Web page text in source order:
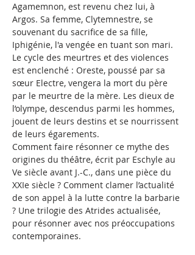
Agamemnon, est revenu chez lui, à
Argos. Sa femme, Clytemnestre, se
souvenant du sacrifice de sa fille,
Iphigénie, l'a vengée en tuant son mari.
Le cycle des meurtres et des violences
est enclenché : Oreste, poussé par sa
sœur Electre, vengera la mort du père
par le meurtre de la mère. Les dieux de
l’olympe, descendus parmi les hommes,
jouent de leurs destins et se nourrissent
de leurs égarements.
Comment faire résonner ce mythe des
origines du théâtre, écrit par Eschyle au
Ve siècle avant J.-C., dans une pièce du
XXIe siècle ? Comment clamer l’actualité
de son appel à la lutte contre la barbarie
? Une trilogie des Atrides actualisée,
pour résonner avec nos préoccupations
contemporaines.